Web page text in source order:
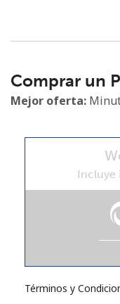
Mínimo 8 caracteres
Una letra
Un número
estosTérminos y
Comprar un
Mejor oferta:
Incluye
Términos y